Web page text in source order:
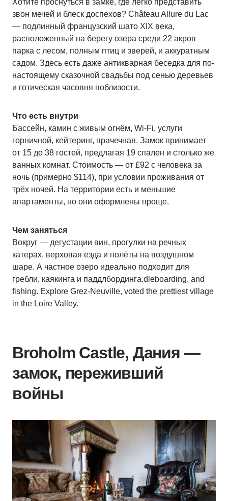
Хотите проснуться в замке, где легко представить
звон мечей и блеск доспехов? Château Allure du Lac
— подлинный французский шато XIX века,
расположенный на берегу озера среди 22 акров
парка с лесом, полным птиц и зверей, и аккуратным
садом. Здесь есть даже антикварная беседка для по-
настоящему сказочной свадьбы под сенью деревьев
и готическая часовня поблизости.
Что есть внутри
Бассейн, камин с живым огнём, Wi-Fi, услуги
горничной, кейтеринг, прачечная. Замок принимает
от 15 до 38 гостей, предлагая 19 спален и столько же
ванных комнат. Стоимость — от £92 с человека за
ночь (примерно $114), при условии проживания от
трёх ночей. На территории есть и меньшие
апартаменты, но они оформлены проще.
Чем заняться
Вокруг — дегустации вин, прогулки на речных
катерах, верховая езда и полёты на воздушном
шаре. А частное озеро идеально подходит для
гребли, каякинга и паддлбординга.dleboarding, and
fishing. Explore Grez-Neuville, voted the prettiest village
in the Loire Valley.
Broholm Castle, Дания —
замок, переживший
войны